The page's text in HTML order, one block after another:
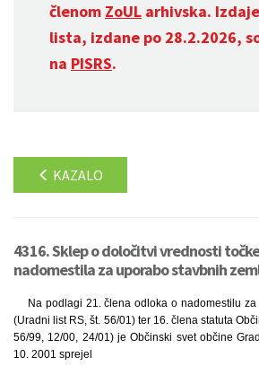
členom ZoUL arhivska.
lista, izdane po 28.2.2026,
na PISRS.
KAZALO
4316. Sklep o določitvi vrednosti
nadomestila za uporabo stavbnih
Na podlagi 21. člena odloka o nadomestilu
(Uradni list RS, št. 56/01) ter 16. člena statuta
56/99, 12/00, 24/01) je Občinski svet občine
10. 2001 sprejel